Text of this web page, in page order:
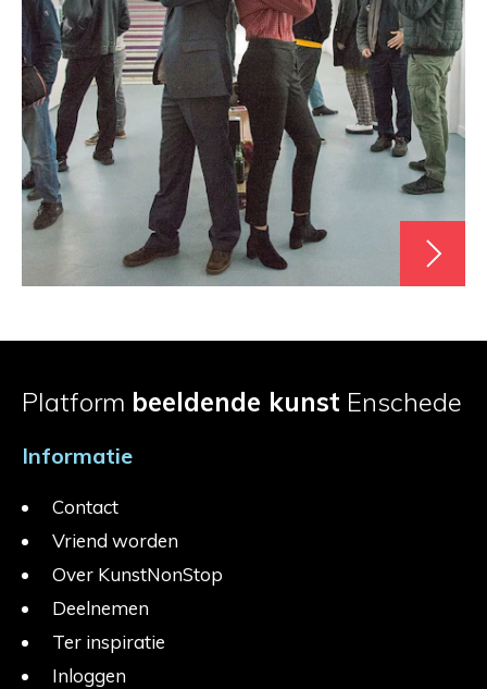
Platform beeldende kunst Enschede
Informatie
Contact
Vriend worden
Over KunstNonStop
Deelnemen
Ter inspiratie
Inloggen